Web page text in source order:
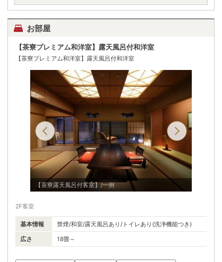
お部屋
【茶寮プレミアム和洋室】露天風呂付和洋室
【茶寮プレミアム和洋室】露天風呂付和洋室
【茶寮露天風呂付客室】/一例
2F客室
基本情報
禁煙/和室/露天風呂あり/トイレあり(洗浄機能つき)
広さ
18畳～